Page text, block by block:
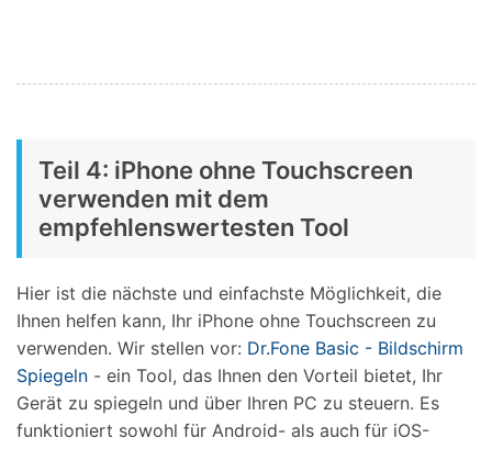
Teil 4: iPhone ohne Touchscreen
verwenden mit dem
empfehlenswertesten Tool
Hier ist die nächste und einfachste Möglichkeit, die
Ihnen helfen kann, Ihr iPhone ohne Touchscreen zu
verwenden. Wir stellen vor: Dr.Fone Basic - Bildschirm
Spiegeln - ein Tool, das Ihnen den Vorteil bietet, Ihr
Gerät zu spiegeln und über Ihren PC zu steuern. Es
funktioniert sowohl für Android- als auch für iOS-